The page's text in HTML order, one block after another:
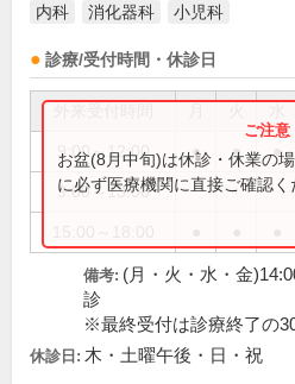
内科 消化器科 小児科
診療/受付時間・休診日
9:00～12:00 ● ● ●
9:00～13:00
お盆(8月中旬)は休診・休業の
に必ず医療機関に直接ご確認く
備考: (月・火・水・金
診
※最終受付は診療終了の
休診日: 木・土曜午後・日・祝